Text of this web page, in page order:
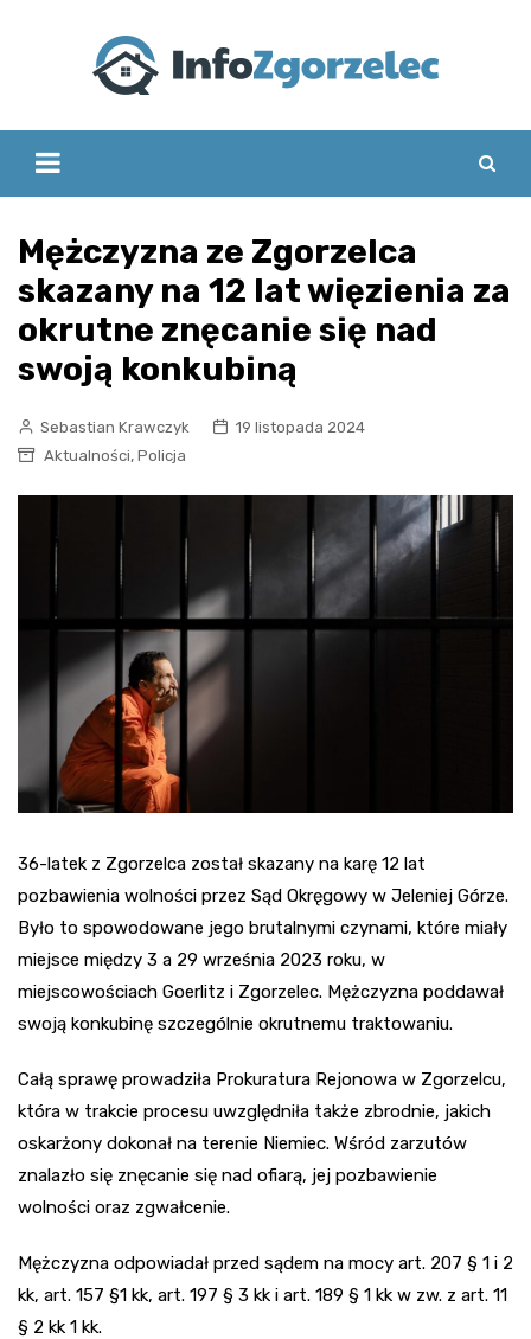
Mężczyzna ze Zgorzelca
skazany na 12 lat więzienia za
okrutne znęcanie się nad
swoją konkubiną
Sebastian Krawczyk
19 listopada 2024
Aktualności, Policja
36-latek z Zgorzelca został skazany na karę 12 lat
pozbawienia wolności przez Sąd Okręgowy w Jeleniej Górze.
Było to spowodowane jego brutalnymi czynami, które miały
miejsce między 3 a 29 września 2023 roku, w
miejscowościach Goerlitz i Zgorzelec. Mężczyzna poddawał
swoją konkubinę szczególnie okrutnemu traktowaniu.
Całą sprawę prowadziła Prokuratura Rejonowa w Zgorzelcu,
która w trakcie procesu uwzględniła także zbrodnie, jakich
oskarżony dokonał na terenie Niemiec. Wśród zarzutów
znalazło się znęcanie się nad ofiarą, jej pozbawienie
wolności oraz zgwałcenie.
Mężczyzna odpowiadał przed sądem na mocy art. 207 § 1 i 2
kk, art. 157 §1 kk, art. 197 § 3 kk i art. 189 § 1 kk w zw. z art. 11
§ 2 kk 1 kk.